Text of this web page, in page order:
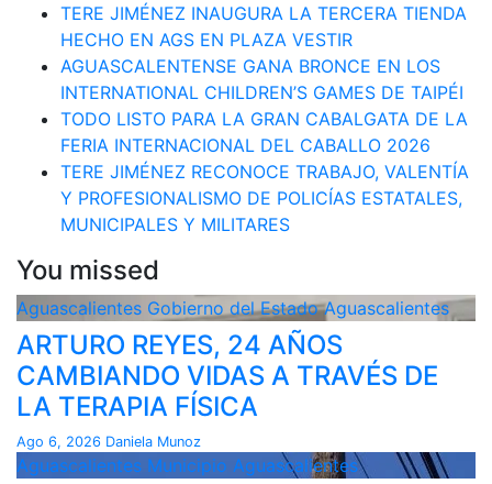
TERE JIMÉNEZ INAUGURA LA TERCERA TIENDA
HECHO EN AGS EN PLAZA VESTIR
AGUASCALENTENSE GANA BRONCE EN LOS
INTERNATIONAL CHILDREN’S GAMES DE TAIPÉI
TODO LISTO PARA LA GRAN CABALGATA DE LA
FERIA INTERNACIONAL DEL CABALLO 2026
TERE JIMÉNEZ RECONOCE TRABAJO, VALENTÍA
Y PROFESIONALISMO DE POLICÍAS ESTATALES,
MUNICIPALES Y MILITARES
You missed
Aguascalientes Gobierno del Estado Aguascalientes
ARTURO REYES, 24 AÑOS
CAMBIANDO VIDAS A TRAVÉS DE
LA TERAPIA FÍSICA
Ago 6, 2026 Daniela Munoz
Aguascalientes Municipio Aguascalientes